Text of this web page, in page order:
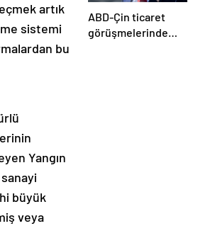
artık
sistemi
bu
Yangın
büyük
veya
ABD-Çin ticaret
görüşmelerinde